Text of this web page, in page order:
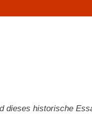
dieses historische